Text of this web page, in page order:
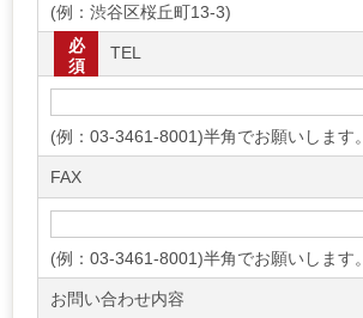
(例：渋谷区桜丘町13-3)
TEL
必
須
(例：03-3461-8001)半角でお願いします。
FAX
(例：03-3461-8001)半角でお願いします。
お問い合わせ内容